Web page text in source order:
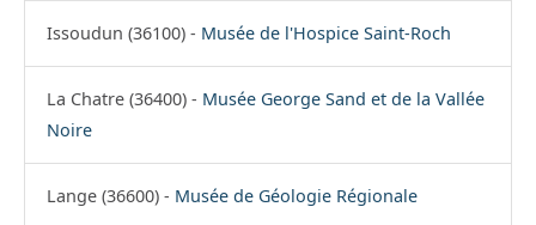
Issoudun (36100) - Musée de l'Hospice Saint-Roch
La Chatre (36400) - Musée George Sand et de la Vallée
Noire
Lange (36600) - Musée de Géologie Régionale